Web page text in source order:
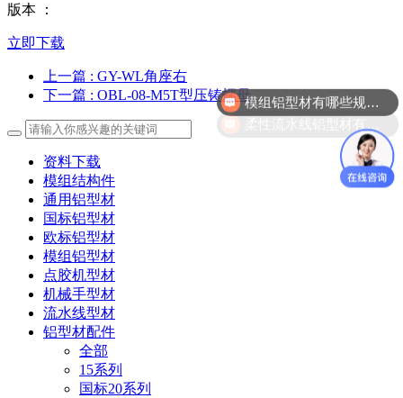
版本 ：
立即下载
上一篇 : GY-WL角座右
下一篇 : OBL-08-M5T型压铸螺母
资料下载
模组结构件
通用铝型材
国标铝型材
欧标铝型材
模组铝型材
点胶机型材
机械手型材
流水线型材
铝型材配件
全部
15系列
国标20系列
柔性流水线铝型材有哪几款？